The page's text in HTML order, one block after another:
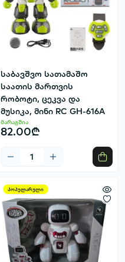
საბავშვო სათამაშო
საათის მართვის
რობოტი, ცეკვა და
მუსიკა, მინი RC GH-616A
მარაგშია
82.00₾
პოპულარული